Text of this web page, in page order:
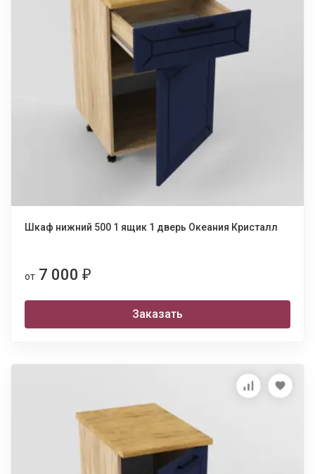
Шкаф нижний 500 1 ящик 1 дверь Океания Кристалл
от 7 000 ₽
Заказать